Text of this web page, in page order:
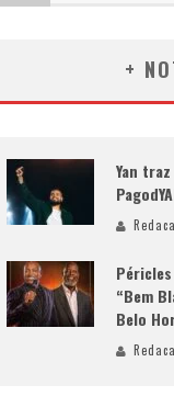
+
Yan
“Bem
Belo